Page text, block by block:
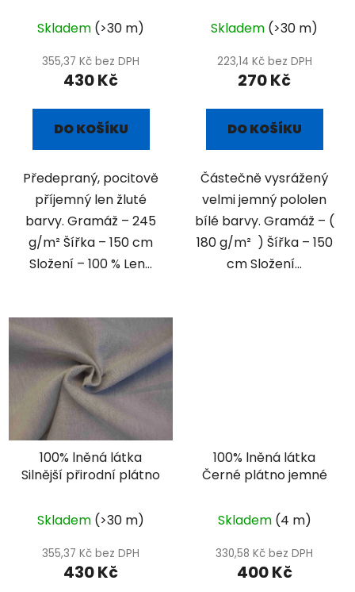
Skladem (>30 m)
355,37 Kč bez DPH
430 Kč
DO KOŠÍKU
Předepraný, pocitově
příjemný len žluté
barvy. Gramáž – 245
g/m² Šířka – 150 cm
Složení – 100 % Len...
Skladem (>30 m)
223,14 Kč bez DPH
270 Kč
DO KOŠÍKU
Částečně vysrážený
velmi jemný pololen
bílé barvy. Gramáž – (
180 g/m² ) Šířka – 150
cm Složení...
100% lněná látka
Silnější přirodní plátno
Skladem (>30 m)
355,37 Kč bez DPH
430 Kč
100% lněná látka
Černé plátno jemné
Skladem (4 m)
330,58 Kč bez DPH
400 Kč